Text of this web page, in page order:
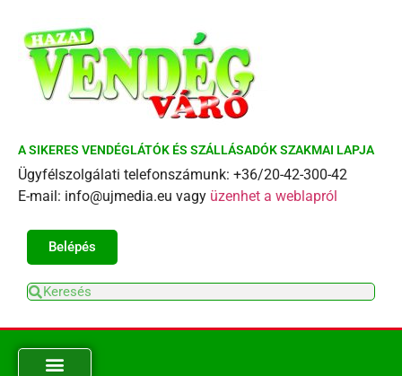
A SIKERES VENDÉGLÁTÓK ÉS SZÁLLÁSADÓK SZAKMAI LAPJA
Ügyfélszolgálati telefonszámunk: +36/20-42-300-42
E-mail: info@ujmedia.eu vagy üzenhet a weblapról
Belépés